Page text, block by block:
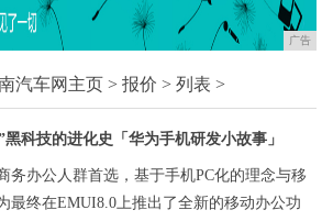
广告
汽车网主页 > 报价 > 列表 >
科技的进化史「华为手机研发小故事」
务办公人群首选，基于手机PC化的理念与移
最终在EMUI8.0上推出了全新的移动办公功